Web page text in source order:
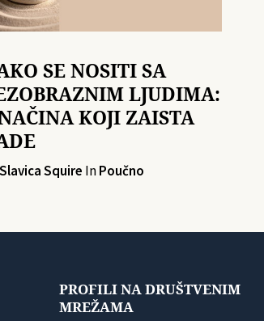
SE NOSITI SA
LJUDIMA:
KOJI ZAISTA
Slavica Squire InPoučno
PROFILI NA DRUŠTVENIM
MREŽAMA